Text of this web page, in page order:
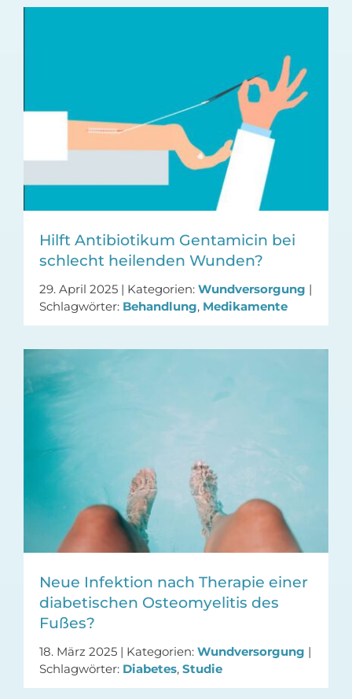
Hilft Antibiotikum Gentamicin bei
schlecht heilenden Wunden?
29. April 2025 | Kategorien: Wundversorgung |
Schlagwörter: Behandlung, Medikamente
Neue Infektion nach Therapie einer
diabetischen Osteomyelitis des
Fußes?
18. März 2025 | Kategorien: Wundversorgung |
Schlagwörter: Diabetes, Studie